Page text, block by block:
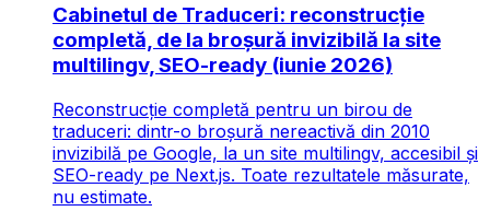
Cabinetul de Traduceri: reconstrucție
completă, de la broșură invizibilă la site
multilingv, SEO-ready (iunie 2026)
Reconstrucție completă pentru un birou de
traduceri: dintr-o broșură nereactivă din 2010
invizibilă pe Google, la un site multilingv, accesibil și
SEO-ready pe Next.js. Toate rezultatele măsurate,
nu estimate.